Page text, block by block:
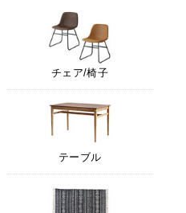
チェア/椅子
テーブル